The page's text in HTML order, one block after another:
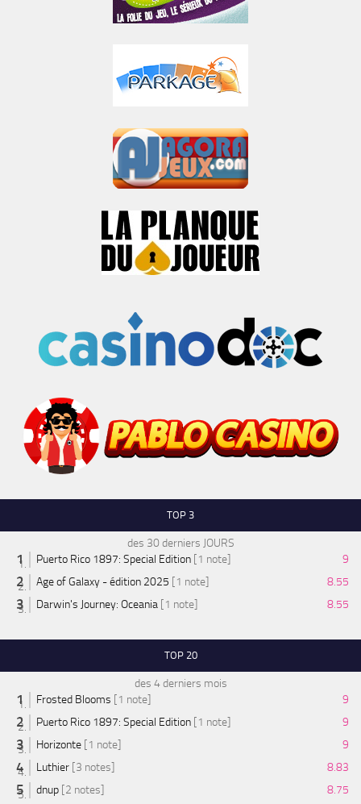
TOP 3
des 30 derniers JOURS
Puerto Rico 1897: Special Edition [1 note]
9
Age of Galaxy - édition 2025 [1 note]
8.55
Darwin's Journey: Oceania [1 note] 8.55
TOP 20
des 4 derniers mois
Frosted Blooms [1 note]
9
Puerto Rico 1897: Special Edition [1 note]
9
Horizonte [1 note]
9
Luthier [3 notes]
8.83
dnup [2 notes]
8.75